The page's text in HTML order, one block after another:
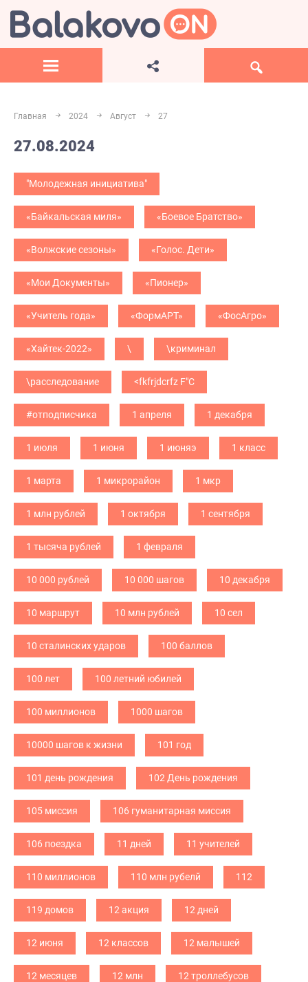
Главная 2024 Август 27
27.08.2024
"Молодежная инициатива"
«Байкальская миля» «Боевое Братство»
«Волжские сезоны» «Голос. Дети»
«Мои Документы» «Пионер»
«Учитель года» «ФормАРТ» «ФосАгро»
«Хайтек-2022» \ \криминал
\расследование <fkfrjdcrfz F"C
#отподписчика 1 апреля 1 декабря
1 июля 1 июня 1 июняэ 1 класс
1 марта 1 микрорайон 1 мкр
1 млн рублей 1 октября 1 сентября
1 тысяча рублей 1 февраля
10 000 рублей 10 000 шагов 10 декабря
10 маршрут 10 млн рублей 10 сел
10 сталинских ударов 100 баллов
100 лет 100 летний юбилей
100 миллионов 1000 шагов
10000 шагов к жизни 101 год
101 день рождения 102 День рождения
105 миссия 106 гуманитарная миссия
106 поездка 11 дней 11 учителей
110 миллионов 110 млн рубелй 112
119 домов 12 акция 12 дней
12 июня 12 классов 12 малышей
12 месяцев 12 млн 12 троллебусов